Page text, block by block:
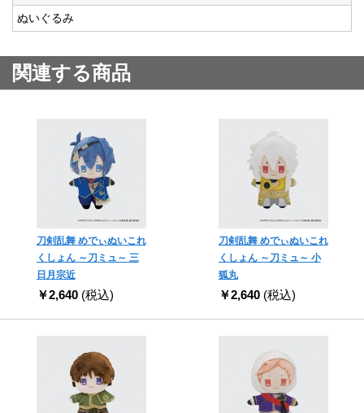
ぬいぐるみ
関連する商品
刀剣乱舞 めでぃぬいこれ
くしょん ～刀ミュ～ 三
日月宗近
￥2,640 (税込)
刀剣乱舞 めでぃぬいこれ
くしょん ～刀ミュ～ 小
狐丸
￥2,640 (税込)